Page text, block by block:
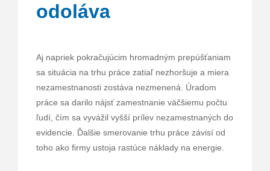
odoláva
Aj napriek pokračujúcim hromadným prepúšťaniam
sa situácia na trhu práce zatiaľ nezhoršuje a miera
nezamestnanosti zostáva nezmenená. Úradom
práce sa darilo nájsť zamestnanie väčšiemu počtu
ľudí, čím sa vyvážil vyšší prílev nezamestnaných do
evidencie. Ďalšie smerovanie trhu práce závisí od
toho ako firmy ustoja rastúce náklady na energie.